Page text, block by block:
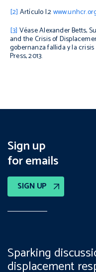
[2] Artículo I.2
[3] Véase Alexander Betts,
and the Crisis of
gobernanza fallida y la
Press, 2013.
Sign up
for emails
SIGN UP
Sparking
displacement